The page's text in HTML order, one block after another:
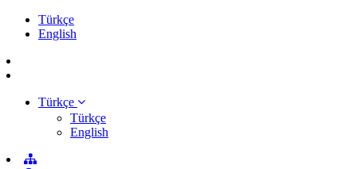
Türkçe
English
Türkçe
Türkçe
English